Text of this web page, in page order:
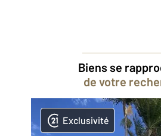
Biens se
de votre
Exclusivité